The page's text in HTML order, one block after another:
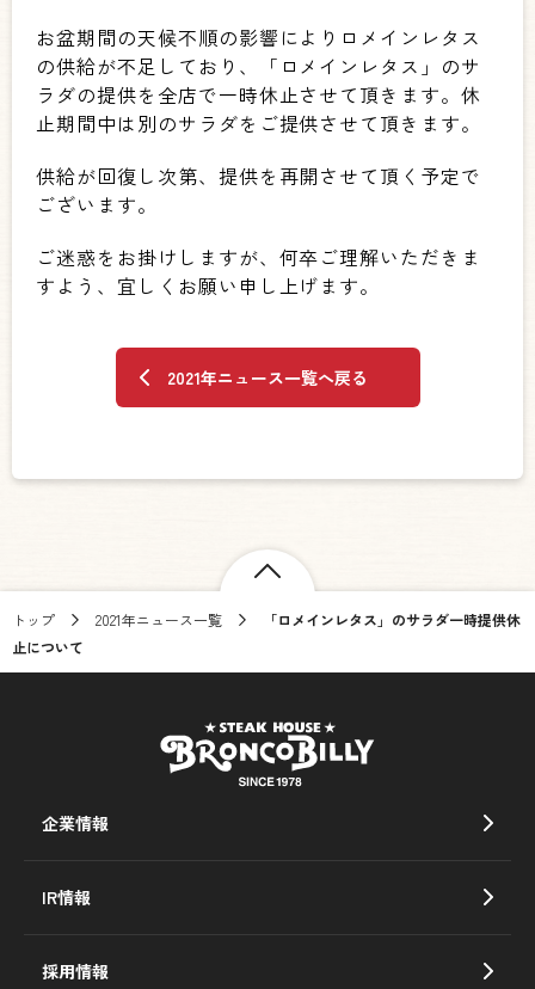
お盆期間の天候不順の影響によりロメインレタス
の供給が不足しており、「ロメインレタス」のサ
ラダの提供を全店で一時休止させて頂きます。休
止期間中は別のサラダをご提供させて頂きます。
供給が回復し次第、提供を再開させて頂く予定で
ございます。
ご迷惑をお掛けしますが、何卒ご理解いただきま
すよう、宜しくお願い申し上げます。
2021年ニュース一覧へ戻る
トップ 2021年ニュース一覧
「ロメインレタス」のサラダ一時提供休
止について
企業情報
IR情報
採用情報